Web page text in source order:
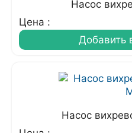
Насос
Цена :
Добавить
Насос